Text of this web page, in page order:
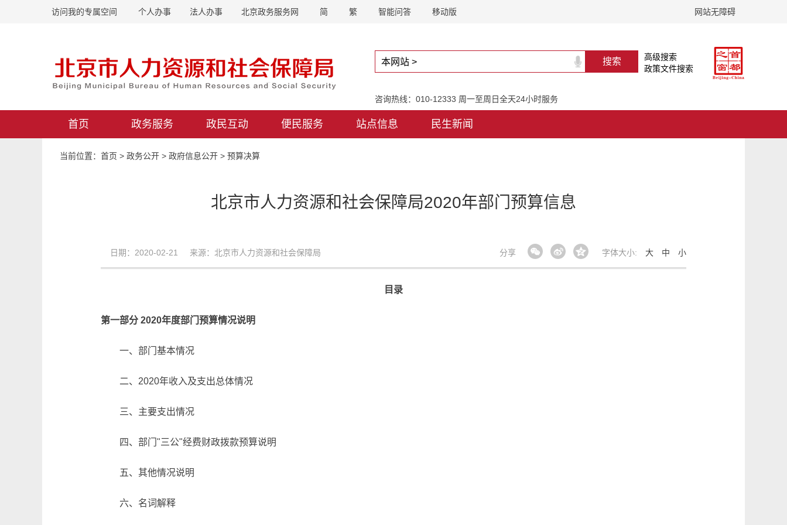
访问我的专属空间 个人办事 法人办事 北京政务服务网 简 繁 智能问答 移动版 网站无障碍
高级搜索
政策文件搜索
咨询热线：010-12333 周一至周日全天24小时服务
首页 政务服务 政民互动 便民服务 站点信息 民生新闻
当前位置： 首页 > 政务公开 > 政府信息公开 > 预算决算
北京市人力资源和社会保障局2020年部门预算信息
日期：2020-02-21 来源：北京市人力资源和社会保障局 字体大小: 大 中 小
分享
目录
第一部分 2020年度部门预算情况说明
一、部门基本情况
二、2020年收入及支出总体情况
三、主要支出情况
四、部门"三公"经费财政拨款预算说明
五、其他情况说明
六、名词解释